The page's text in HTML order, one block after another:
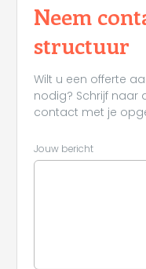
Neem
structuur
Wilt u een offerte
nodig? Schrijf naar
contact met je
Jouw bericht